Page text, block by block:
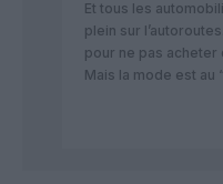
Et tous les
plein sur
pour ne pas acheter
Mais la mode est au